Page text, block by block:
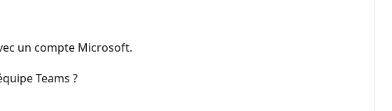
un compte Microsoft.
Teams ?